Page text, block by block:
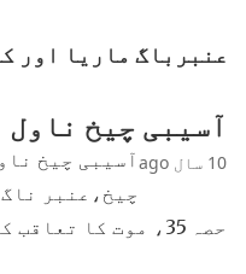
عنبرباگ ماریا اور
آسیبی چیخ ناول
10 سال ago
آسیبی چیخ
چیخ،عنبر
حصہ 35، موت کا تعاقب کی…